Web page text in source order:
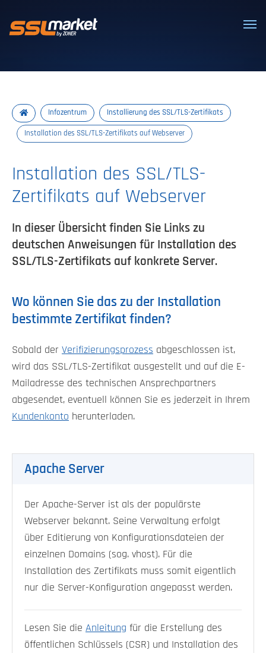
Vertrauenswürdige SSL/TLS-
Infozentrum Installierung des SSL/TLS-Zertifikats
Installation des SSL/TLS-Zertifikats auf Webserver
Installation des SSL/TLS-
Zertifikats auf Webserver
In dieser Übersicht finden Sie Links zu
deutschen Anweisungen für Installation des
SSL/TLS-Zertifikats auf konkrete Server.
Wo können Sie das zu der Installation
bestimmte Zertifikat finden?
Sobald der Verifizierungsprozess abgeschlossen ist,
wird das SSL/TLS-Zertifikat ausgestellt und auf die E-
Mailadresse des technischen Ansprechpartners
abgesendet, eventuell können Sie es jederzeit in Ihrem
Kundenkonto herunterladen.
Apache Server
Der Apache-Server ist als der populärste
Webserver bekannt. Seine Verwaltung erfolgt
über Editierung von Konfigurationsdateien der
einzelnen Domains (sog. vhost). Für die
Installation des Zertifikats muss somit eigentlich
nur die Server-Konfiguration angepasst werden.
Lesen Sie die Anleitung für die Erstellung des
öffentlichen Schlüssels (CSR) und Installation des